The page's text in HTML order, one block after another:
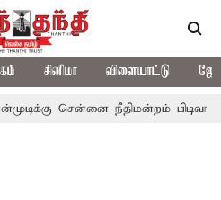
சினிமா விளையாட்டு
நீதிமன்றம் பிடிவாராண்ட்